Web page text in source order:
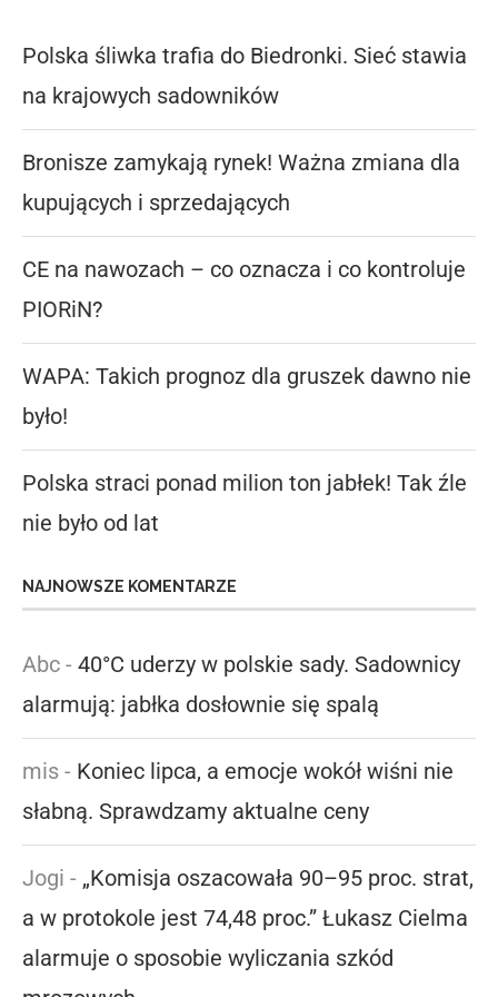
Polska śliwka trafia do Biedronki. Sieć stawia
na krajowych sadowników
Bronisze zamykają rynek! Ważna zmiana dla
kupujących i sprzedających
CE na nawozach – co oznacza i co kontroluje
PIORiN?
WAPA: Takich prognoz dla gruszek dawno nie
było!
Polska straci ponad milion ton jabłek! Tak źle
nie było od lat
NAJNOWSZE KOMENTARZE
Abc - 40°C uderzy w polskie sady. Sadownicy
alarmują: jabłka dosłownie się spalą
mis - Koniec lipca, a emocje wokół wiśni nie
słabną. Sprawdzamy aktualne ceny
Jogi - „Komisja oszacowała 90–95 proc. strat,
a w protokole jest 74,48 proc.” Łukasz Cielma
alarmuje o sposobie wyliczania szkód